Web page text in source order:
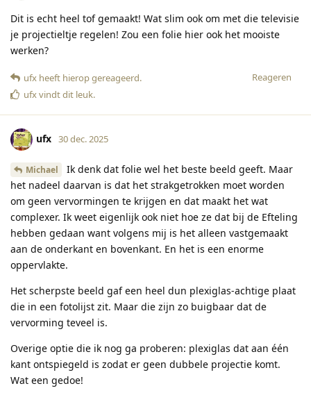
Dit is echt heel tof gemaakt! Wat slim ook om met die televisie
je projectieltje regelen! Zou een folie hier ook het mooiste
werken?
Reageren
ufx heeft hierop gereageerd.
ufxvindt dit leuk.
ufx 30 dec. 2025
Michael
Ik denk dat folie wel het beste beeld geeft. Maar
het nadeel daarvan is dat het strakgetrokken moet worden
om geen vervormingen te krijgen en dat maakt het wat
complexer. Ik weet eigenlijk ook niet hoe ze dat bij de Efteling
hebben gedaan want volgens mij is het alleen vastgemaakt
aan de onderkant en bovenkant. En het is een enorme
oppervlakte.
Het scherpste beeld gaf een heel dun plexiglas-achtige plaat
die in een fotolijst zit. Maar die zijn zo buigbaar dat de
vervorming teveel is.
Overige optie die ik nog ga proberen: plexiglas dat aan één
kant ontspiegeld is zodat er geen dubbele projectie komt.
Wat een gedoe!